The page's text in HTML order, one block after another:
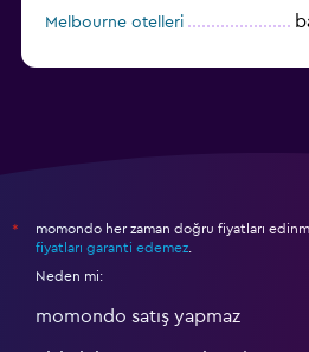
Melbourne otelleri
*
momondo her zaman doğru fiyatları
fiyatları garanti edemez
Neden mi:
momondo satış yapmaz